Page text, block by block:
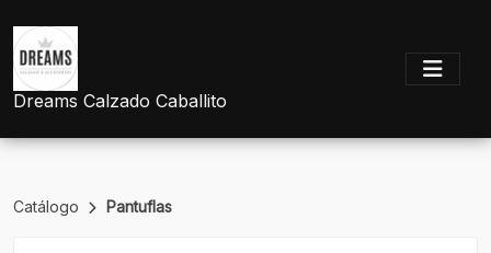
Dreams Calzado Caballito
Catálogo Pantuflas